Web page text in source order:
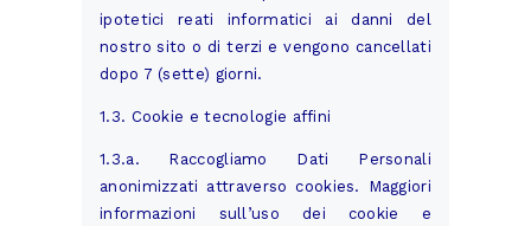
ipotetici reati informatici ai danni del
nostro sito o di terzi e vengono cancellati
dopo 7 (sette) giorni.
1.3. Cookie e tecnologie affini
1.3.a. Raccogliamo Dati Personali
anonimizzati attraverso cookies. Maggiori
informazioni sull’uso dei cookie e